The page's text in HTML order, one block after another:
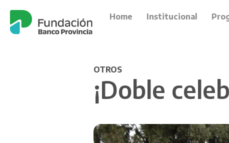
Home Institucional
OTROS
¡Doble